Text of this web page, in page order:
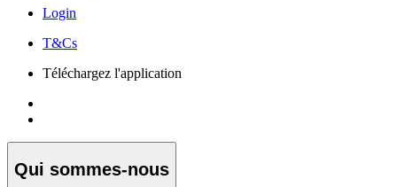
Login
T&Cs
Téléchargez l'application
Qui sommes-nous